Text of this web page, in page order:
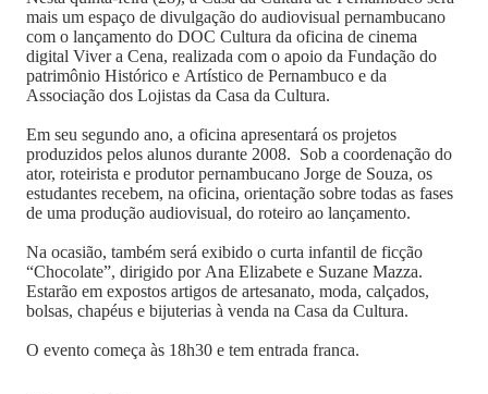
mais um espaço de divulgação do audiovisual pernambucano
com o lançamento do DOC Cultura da oficina de cinema
digital Viver a Cena, realizada com o apoio da Fundação do
patrimônio Histórico e Artístico de Pernambuco e da
Associação dos Lojistas da Casa da Cultura.
Em seu segundo ano, a oficina apresentará os projetos
produzidos pelos alunos durante 2008. Sob a coordenação do
ator, roteirista e produtor pernambucano Jorge de Souza, os
estudantes recebem, na oficina, orientação sobre todas as fases
de uma produção audiovisual, do roteiro ao lançamento.
Na ocasião, também será exibido o curta infantil de ficção
“Chocolate”, dirigido por Ana Elizabete e Suzane Mazza.
Estarão em expostos artigos de artesanato, moda, calçados,
bolsas, chapéus e bijuterias à venda na Casa da Cultura.
O evento começa às 18h30 e tem entrada franca.